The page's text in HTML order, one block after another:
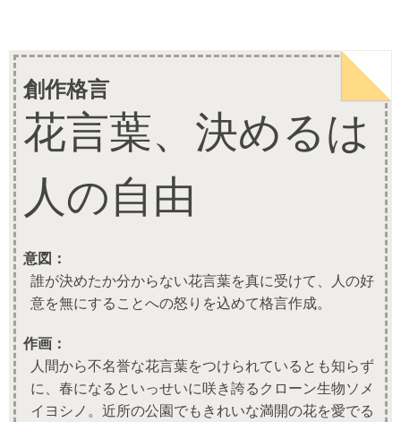
創作格言
花言葉、決めるは
人の自由
意図：
誰が決めたか分からない花言葉を真に受けて、人の好
意を無にすることへの怒りを込めて格言作成。
作画：
人間から不名誉な花言葉をつけられているとも知らず
に、春になるといっせいに咲き誇るクローン生物ソメ
イヨシノ。近所の公園でもきれいな満開の花を愛でる